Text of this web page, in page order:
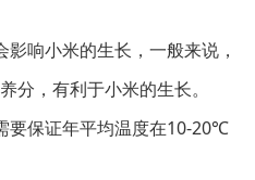
响小米的生长，一般来说，
，有利于小米的生长。
要保证年平均温度在10-20℃